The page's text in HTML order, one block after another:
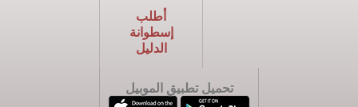
أطلب
إسطوانة
الدليل
تحميل تطبيق الموبيل